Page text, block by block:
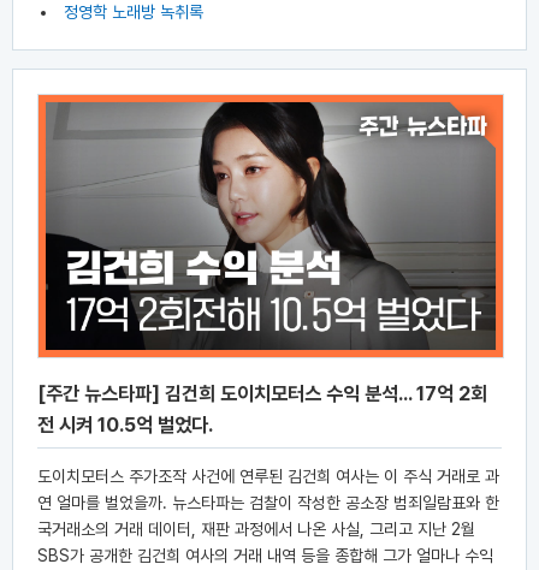
정영학 노래방 녹취록
[주간 뉴스타파] 김건희 도이치모터스 수익 분석... 17억 2회
전 시켜 10.5억 벌었다.
도이치모터스 주가조작 사건에 연루된 김건희 여사는 이 주식 거래로 과
연 얼마를 벌었을까. 뉴스타파는 검찰이 작성한 공소장 범죄일람표와 한
국거래소의 거래 데이터, 재판 과정에서 나온 사실, 그리고 지난 2월
SBS가 공개한 김건희 여사의 거래 내역 등을 종합해 그가 얼마나 수익